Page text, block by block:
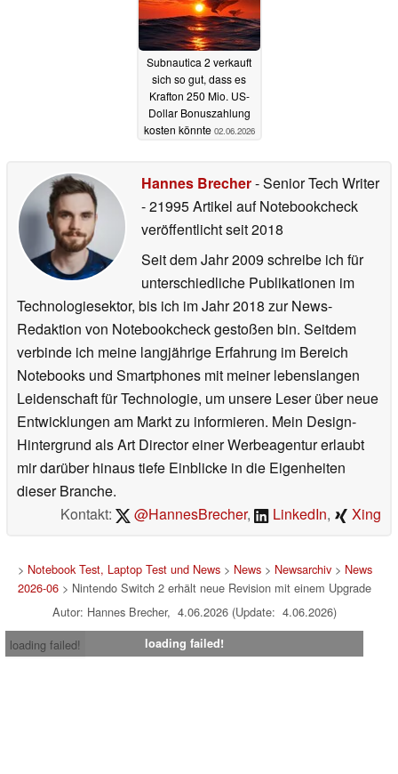
Subnautica 2 verkauft
sich so gut, dass es
Krafton 250 Mio. US-
Dollar Bonuszahlung
kosten könnte 02.06.2026
Hannes Brecher- Senior Tech Writer
- 21995 Artikel auf Notebookcheck
veröffentlichtseit 2018
Seit dem Jahr 2009 schreibe ich für
unterschiedliche Publikationen im
Technologiesektor, bis ich im Jahr 2018 zur News-
Redaktion von Notebookcheck gestoßen bin. Seitdem
verbinde ich meine langjährige Erfahrung im Bereich
Notebooks und Smartphones mit meiner lebenslangen
Leidenschaft für Technologie, um unsere Leser über neue
Entwicklungen am Markt zu informieren. Mein Design-
Hintergrund als Art Director einer Werbeagentur erlaubt
mir darüber hinaus tiefe Einblicke in die Eigenheiten
dieser Branche.
Kontakt:
@HannesBrecher, LinkedIn, Xing
> Notebook Test, Laptop Test und News> News> Newsarchiv> News
2026-06 > Nintendo Switch 2 erhält neue Revision mit einem Upgrade
Autor: Hannes Brecher, 4.06.2026 (Update: 4.06.2026)
loading failed!
loading failed!